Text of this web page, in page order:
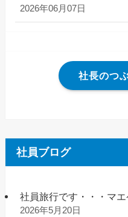
2026年06月07日
社長のつ
社員ブログ
社員旅行です・・・マ
2026年5月20日